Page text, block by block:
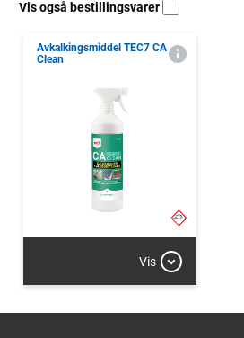
Vis også bestillingsvarer
Avkalkingsmiddel TEC7 CA
Clean
Vis